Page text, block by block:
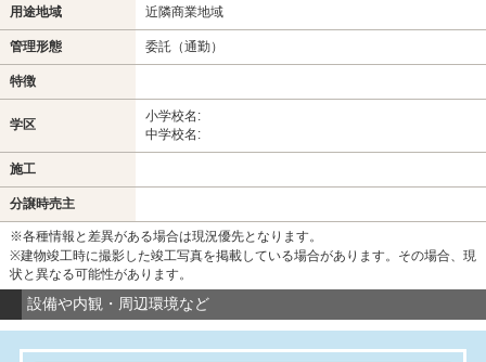
用途地域 近隣商業地域
管理形態 委託（通勤）
特徴
学区
小学校名:
中学校名:
施工
分譲時売主
※各種情報と差異がある場合は現況優先となります。
※建物竣工時に撮影した竣工写真を掲載している場合があります。その場合、現
状と異なる可能性があります。
設備や内観・周辺環境など